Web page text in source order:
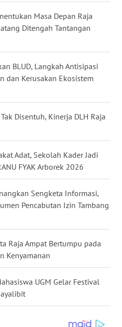
Masa Depan Raja
Ditengah Tantangan
BLUD, Langkah Antisipasi
dan Kerusakan Ekosistem
Disentuh, Kinerja DLH Raja
Adat, Sekolah Kader Jadi
FYAK Arborek 2026
Sengketa Informasi,
Pencabutan Izin Tambang
Raja Ampat Bertumpu pada
Kenyamanan
UGM Gelar Festival